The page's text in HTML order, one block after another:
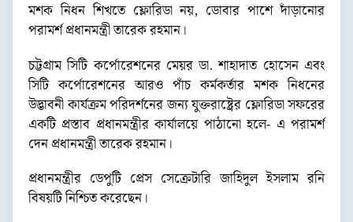
মশক নিধন শিখতে ফ্লোরিডা নয়, ডোবার পাশে দাঁড়ানোর
পরামর্শ প্রধানমন্ত্রী তারেক রহমান।
চট্টগ্রাম সিটি কর্পোরেশনের মেয়র ডা. শাহাদাত হোসেন এবং
সিটি কর্পোরেশনের আরও পাঁচ কর্মকর্তার মশক নিধনের
উদ্ভাবনী কার্যক্রম পরিদর্শনের জন্য যুক্তরাষ্ট্রের ফ্লোরিডা সফরের
একটি প্রস্তাব প্রধানমন্ত্রীর কার্যালয়ে পাঠানো হলে- এ পরামর্শ
দেন প্রধানমন্ত্রী তারেক রহমান।
প্রধানমন্ত্রীর ডেপুটি প্রেস সেক্রেটারি জাহিদুল ইসলাম রনি
বিষয়টি নিশ্চিত করেছেন।